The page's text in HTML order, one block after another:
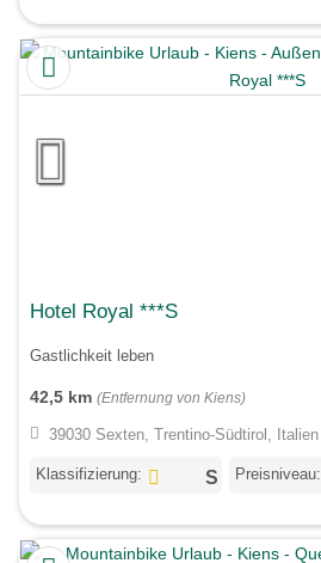
Hotel Royal ***S
Gastlichkeit leben
42,5 km (Entfernung von Kiens)
39030 Sexten, Trentino-Südtirol, Italien
Klassifizierung: Preisniveau: